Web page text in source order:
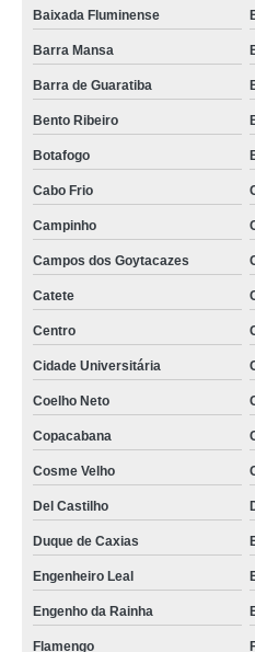
Baixada Fluminense
Barra Mansa
Barra de Guaratiba
Bento Ribeiro
Botafogo
Cabo Frio
Campinho
Campos dos Goytacazes
Catete
Centro
Cidade Universitária
Coelho Neto
Copacabana
Cosme Velho
Del Castilho
Duque de Caxias
Engenheiro Leal
Engenho da Rainha
Flamengo